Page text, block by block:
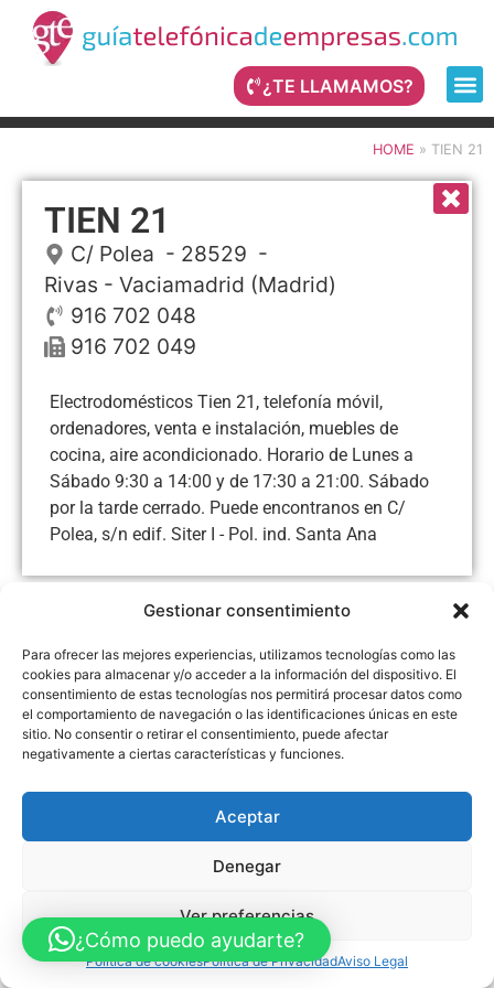
Gestionar consentimiento
Para ofrecer las mejores experiencias, utilizamos tecnologías como las
cookies para almacenar y/o acceder a la información del dispositivo. El
consentimiento de estas tecnologías nos permitirá procesar datos como
el comportamiento de navegación o las identificaciones únicas en este
sitio. No consentir o retirar el consentimiento, puede afectar
negativamente a ciertas características y funciones.
Aceptar
Denegar
Ver preferencias
Política de cookiesPolítica de PrivacidadAviso Legal
¿TE LLAMAMOS?
HOME » TIEN 21
TIEN 21
C/ Polea - 28529 -
Rivas - Vaciamadrid (Madrid)
916 702 048
916 702 049
Electrodomésticos Tien 21, telefonía móvil,
ordenadores, venta e instalación, muebles de
cocina, aire acondicionado. Horario de Lunes a
Sábado 9:30 a 14:00 y de 17:30 a 21:00. Sábado
por la tarde cerrado. Puede encontranos en C/
Polea, s/n edif. Siter I - Pol. ind. Santa Ana
Aviso Legal Política de Privacidad Política de Cookies
Accesibilidad Mapa web
FINANCIADO POR LA UNIÓN EUROPEA CON EL PROGRAMA KIT
DIGITAL POR LOS FONDOS NEXT GENERATION (EU) DEL
MECANISMO DE RECUPERACIÓN Y RESILENCIA
¿Cómo puedo ayudarte?